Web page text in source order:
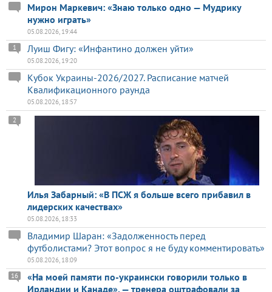
Мирон Маркевич: «Знаю только одно — Мудрику
нужно играть»
05.08.2026, 19:44
Луиш Фигу: «Инфантино должен уйти»
1
05.08.2026, 19:20
Кубок Украины-2026/2027. Расписание матчей
Квалификационного раунда
05.08.2026, 18:57
Илья Забарный: «В ПСЖ я больше всего прибавил в
лидерских качествах»
2
05.08.2026, 18:33
Владимир Шаран: «Задолженность перед
футболистами? Этот вопрос я не буду комментировать»
05.08.2026, 18:09
«На моей памяти по-украински говорили только в
Ирландии и Канаде», — тренера оштрафовали за
16